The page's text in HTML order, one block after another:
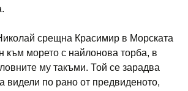
срещна Красимир в Морската
към морето с найлонова торба, в
му такъми. Той се зарадва
видели по рано от предвиденото,